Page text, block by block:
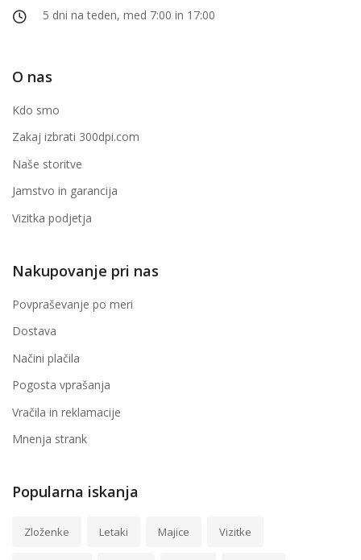
5 dni na teden, med 7:00 in 17:00
O nas
Kdo smo
Zakaj izbrati 300dpi.com
Naše storitve
Jamstvo in garancija
Vizitka podjetja
Nakupovanje pri nas
Povpraševanje po meri
Dostava
Načini plačila
Pogosta vprašanja
Vračila in reklamacije
Mnenja strank
Popularna iskanja
Zloženke Letaki Majice Vizitke